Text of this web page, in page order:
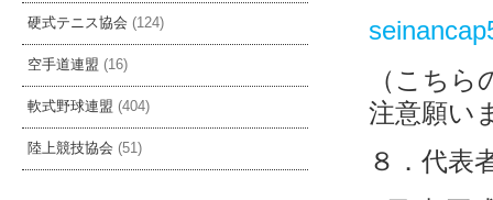
（こち
注意願い
８．代表
硬式テニス協会 (124)
空手道連盟 (16)
軟式野球連盟 (404)
陸上競技協会 (51)